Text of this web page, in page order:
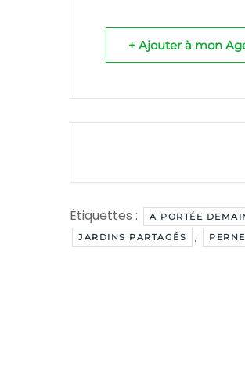
+ Ajouter à mon
Étiquettes : A PORTÉE
JARDINS PARTAGÉS ,